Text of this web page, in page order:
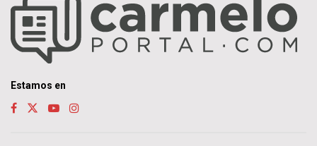
Estamos en